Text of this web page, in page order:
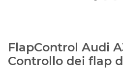
FlapControl Audi
Controllo dei flap